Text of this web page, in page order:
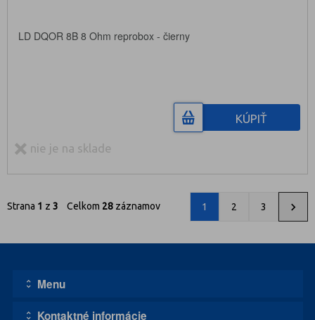
LD DQOR 8B 8 Ohm reprobox - čierny
KÚPIŤ
nie je na sklade
Strana 1 z 3 Celkom 28 záznamov 1 2 3
Menu
Úvodná stránka
Kontaktné informácie